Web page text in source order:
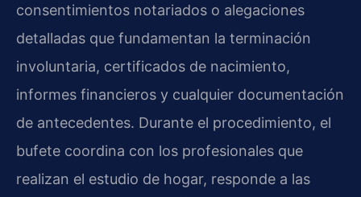
consentimientos notariados o alegaciones
detalladas que fundamentan la terminación
involuntaria, certificados de nacimiento,
informes financieros y cualquier documentación
de antecedentes. Durante el procedimiento, el
bufete coordina con los profesionales que
realizan el estudio de hogar, responde a las